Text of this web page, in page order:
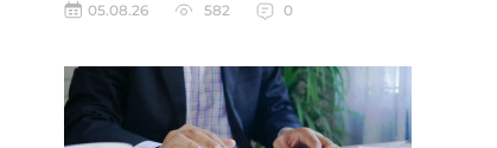
05.08.26
582 0